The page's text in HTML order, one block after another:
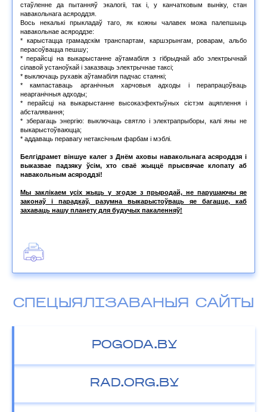
стаўленне да пытанняў экалогіі, так і, у канчатковым выніку, стан
навакольнага асяроддзя.
Вось некалькі прыкладаў таго, як кожны чалавек можа палепшыць
навакольнае асяроддзе:
* карыстацца грамадскім транспартам, каршэрынгам, роварам, альбо
перасоўвацца пешшу;
* перайсці на выкарыстанне аўтамабіля з гібрыднай або электрычнай
сілавой устаноўкай і заказваць электрычнае таксі;
* выключаць рухавік аўтамабіля падчас стаянкі;
* кампаставаць арганічныя харчовыя адходы і перапрацоўваць
неарганічныя адходы;
* перайсці на выкарыстанне высокаэфектыўных сістэм ацяплення і
абсталявання;
* зберагаць энергію: выключаць святло і электрапрыборы, калі яны не
выкарыстоўваюцца;
* аддаваць перавагу нетаксічным фарбам і мэблі.
Белгідрамет віншуе калег з Днём аховы навакольнага асяроддзя і
выказвае падзяку ўсім, хто сваё жыццё прысвячае клопату аб
навакольным асяроддзі!
Мы заклікаем усіх жыць у згодзе з прыродай, не парушаючы яе
законаў і парадкаў, разумна выкарыстоўваць яе багацце, каб
захаваць нашу планету для будучых пакаленняў!
СПЕЦЫЯЛІЗАВАНЫЯ САЙТЫ
POGODA.BY
RAD.ORG.BY